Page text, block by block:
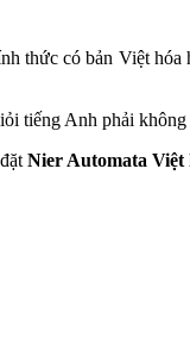
thức có bản Việt
tiếng Anh phải không
đặtNier Automata Việt